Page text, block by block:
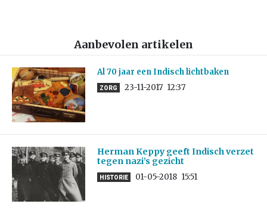
Aanbevolen artikelen
Al 70 jaar een Indisch lichtbaken
ZORG 23-11-2017 12:37
Herman Keppy geeft Indisch verzet
tegen nazi’s gezicht
HISTORIE 01-05-2018 15:51